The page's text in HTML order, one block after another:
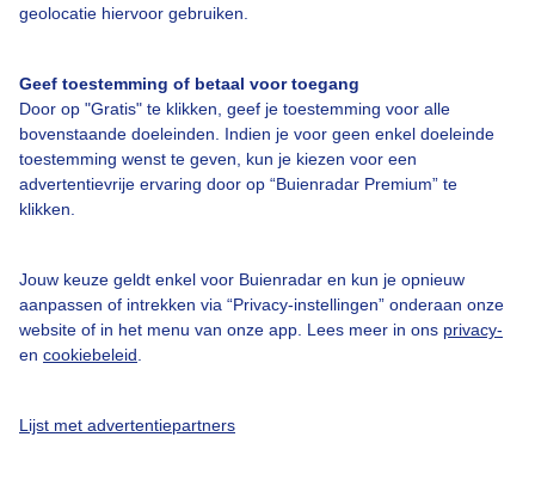
geolocatie hiervoor gebruiken.
Geef toestemming of betaal voor toegang
Door op "Gratis" te klikken, geef je toestemming voor alle
bovenstaande doeleinden. Indien je voor geen enkel doeleinde
toestemming wenst te geven, kun je kiezen voor een
advertentievrije ervaring door op “Buienradar Premium” te
klikken.
Jouw keuze geldt enkel voor Buienradar en kun je opnieuw
aanpassen of intrekken via “Privacy-instellingen” onderaan onze
website of in het menu van onze app. Lees meer in ons privacy-
en cookiebeleid
Lijst met advertentiepartners
Bedrijfsgegevens
Contact
Gebruikersvoorwaarden
Buienradar Team
Privacy beleid
Cookie beleid
Gratis weerdata